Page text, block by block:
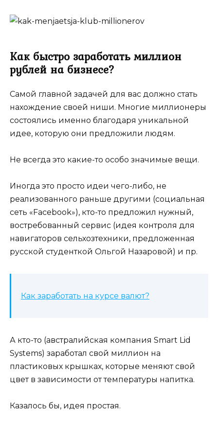
Как быстро заработать миллион
рублей на бизнесе?
Самой главной задачей для вас должно стать
нахождение своей ниши. Многие миллионеры
состоялись именно благодаря уникальной
идее, которую они предложили людям.
Не всегда это какие-то особо значимые вещи.
Иногда это просто идеи чего-либо, не
реализованного раньше другими (социальная
сеть «Facebook»), кто-то предложил нужный,
востребованный сервис (идея контроля для
навигаторов сельхозтехники, предложенная
русской студенткой Ольгой Назаровой) и пр.
Как заработать на курсе валют?
А кто-то (австралийская компания Smart Lid
Systems) заработал свой миллион на
пластиковых крышках, которые меняют свой
цвет в зависимости от температуры напитка.
Казалось бы, идея простая.